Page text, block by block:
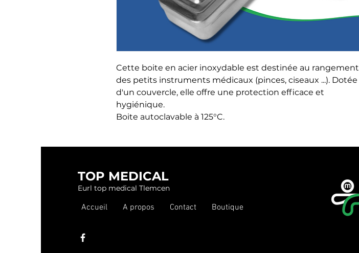
Cette boite en acier inoxydable est destinée au rangement
des petits instruments médicaux (pinces, ciseaux ...). Dotée
d'un couvercle, elle offre une protection efficace et
hygiénique.
Boite autoclavable à 125°C.
TOP MEDICAL
Eurl top medical Tlemcen
Accueil A propos Contact Boutique